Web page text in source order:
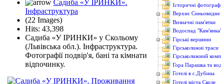
Садиба «У ІРИНКИ».
Інфраструктура
(22 Images)
Hits: 43,398
Садиба «У ІРИНКИ» у Скольому
(Львівська обл.). Інфраструктура.
Фотографії подвір'я, бані та кімнати
відпочинку.
Історичні
Верхнє Синьовидне
Визначні пам'ятки
Водоcпад
Гірські вершини
Гірськолижні траси
Гірськолижний
Гора Парашка та
Готелі в с.Дубина
Готелі міста Сколе